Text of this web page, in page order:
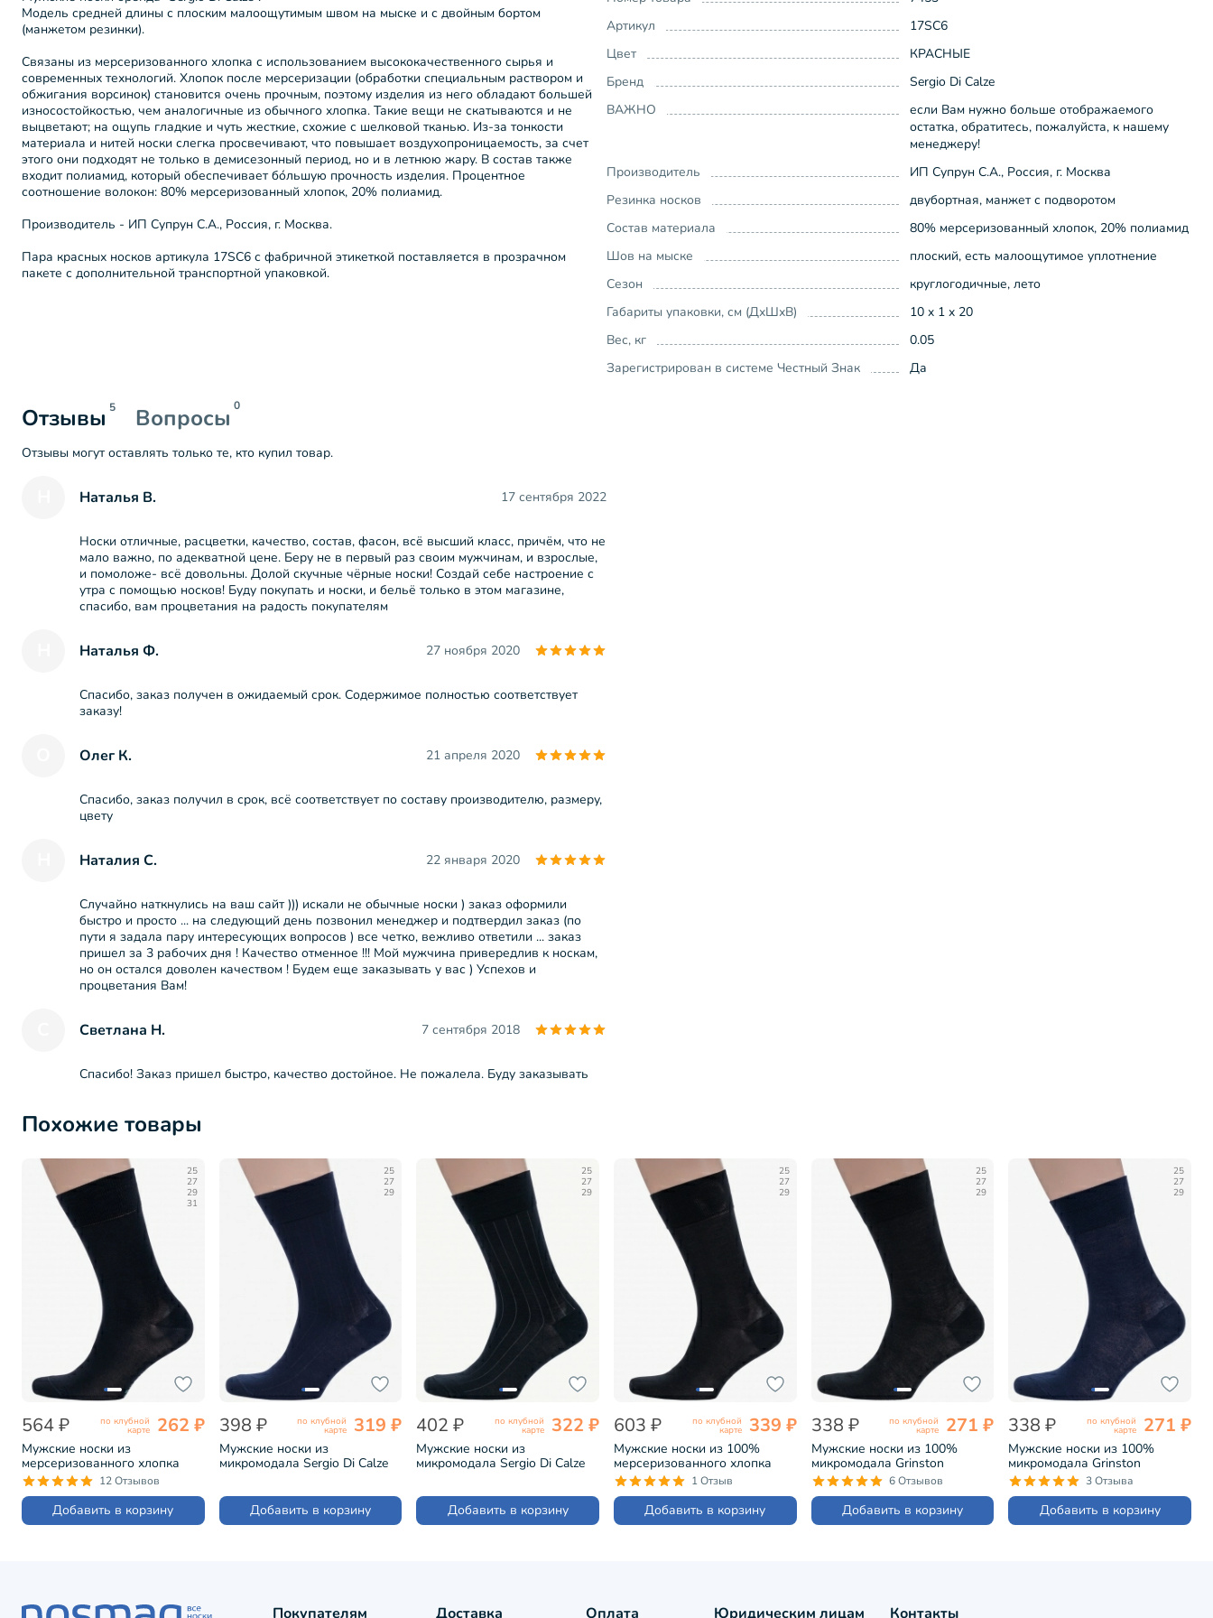
Модель средней длины с плоским малоощутимым швом на мыске и с двойным бортом
(манжетом резинки).
Связаны из мерсеризованного хлопка с использованием высококачественного сырья и
современных технологий. Хлопок после мерсеризации (обработки специальным раствором и
обжигания ворсинок) становится очень прочным, поэтому изделия из него обладают большей
износостойкостью, чем аналогичные из обычного хлопка. Такие вещи не скатываются и не
выцветают; на ощупь гладкие и чуть жесткие, схожие с шелковой тканью. Из-за тонкости
материала и нитей носки слегка просвечивают, что повышает воздухопроницаемость, за счет
этого они подходят не только в демисезонный период, но и в летнюю жару. В состав также
входит полиамид, который обеспечивает бóльшую прочность изделия. Процентное
соотношение волокон: 80% мерсеризованный хлопок, 20% полиамид.
Производитель - ИП Супрун С.А., Россия, г. Москва.
Пара красных носков артикула 17SC6 с фабричной этикеткой поставляется в прозрачном
пакете с дополнительной транспортной упаковкой.
Артикул
17SC6
Цвет
КРАСНЫЕ
Бренд
Sergio Di Calze
ВАЖНО
если Вам нужно больше отображаемого
остатка, обратитесь, пожалуйста, к нашему
менеджеру!
Производитель
ИП Супрун С.А., Россия, г. Москва
Резинка носков
двубортная, манжет с подворотом
Состав материала
80% мерсеризованный хлопок, 20% полиамид
Шов на мыске
плоский, есть малоощутимое уплотнение
Сезон
круглогодичные, лето
Габариты упаковки, см (ДхШхВ)
10 x 1 x 20
Вес, кг
0.05
Зарегистрирован в системе Честный Знак
Да
Отзывы 5 Вопросы 0
Отзывы могут оставлять только те, кто купил товар.
Наталья В. 17 сентября 2022
Носки отличные, расцветки, качество, состав, фасон, всё высший класс, причём, что не
мало важно, по адекватной цене. Беру не в первый раз своим мужчинам, и взрослые,
и помоложе- всё довольны. Долой скучные чёрные носки! Создай себе настроение с
утра с помощью носков! Буду покупать и носки, и бельё только в этом магазине,
спасибо, вам процветания на радость покупателям
Наталья Ф. 27 ноября 2020
Спасибо, заказ получен в ожидаемый срок. Содержимое полностью соответствует
заказу!
Олег К. 21 апреля 2020
Спасибо, заказ получил в срок, всё соответствует по составу производителю, размеру,
цвету
Наталия С. 22 января 2020
Случайно наткнулись на ваш сайт ))) искали не обычные носки ) заказ оформили
быстро и просто ... на следующий день позвонил менеджер и подтвердил заказ (по
пути я задала пару интересующих вопросов ) все четко, вежливо ответили ... заказ
пришел за 3 рабочих дня ! Качество отменное !!! Мой мужчина привередлив к носкам,
но он остался доволен качеством ! Будем еще заказывать у вас ) Успехов и
процветания Вам!
Светлана Н. 7 сентября 2018
Спасибо! Заказ пришел быстро, качество достойное. Не пожалела. Буду заказывать
Похожие товары
25
27
29
31
564 ₽ по клубной
карте 262 ₽
Мужские носки из
мерсеризованного хлопка
Grinston ЧЕРНЫЕ (15D3)
12 Отзывов
Добавить в корзину
25
27
29
398 ₽ по клубной
карте 319 ₽
Мужские носки из
микромодала Sergio Di Calze
Добавить в корзину
25
27
29
402 ₽ по клубной
карте 322 ₽
Мужские носки из
микромодала Sergio Di Calze
Добавить в корзину
25
27
29
603 ₽ по клубной
карте 339 ₽
Мужские носки из 100%
мерсеризованного хлопка
Sergio Di Calze ЧЕРНЫЕ
(15SC1)
1 Отзыв
Добавить в корзину
25
27
29
338 ₽ по клубной
карте 271 ₽
Мужские носки из 100%
микромодала Grinston
ЧЕРНЫЕ (15D7)6 Отзывов
Добавить в корзину
25
27
29
338 ₽ по клубной
карте 271 ₽
Мужские носки из 100%
микромодала Grinston
ТЕМНО-СИНИЕ (15D7)
3 Отзыва
Добавить в корзину
Покупателям Доставка Оплата Юридическим лицам Контакты